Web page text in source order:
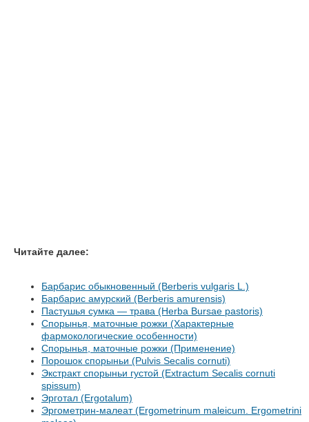
Читайте далее:
Барбарис обыкновенный (Berberis vulgaris L.)
Барбарис амурский (Berberis amurensis)
Пастушья сумка — трава (Herba Bursae pastoris)
Спорынья, маточные рожки (Характерные
фармокологические особенности)
Спорынья, маточные рожки (Применение)
Порошок спорыньи (Pulvis Secalis cornuti)
Экстракт спорыньи густой (Extractum Secalis cornuti
spissum)
Эрготал (Ergotalum)
Эргометрин-малеат (Ergometrinum maleicum. Ergometrini